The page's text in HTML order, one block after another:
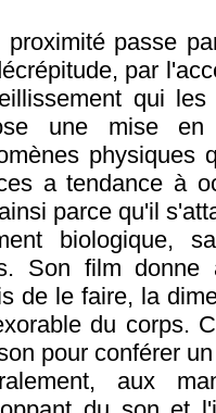
proximité passe
par
qui les
une mise
physiques
a tendance à
parce qu'il
biologique,
Son film donne
de le faire, la
du corps.
pour conférer
aux